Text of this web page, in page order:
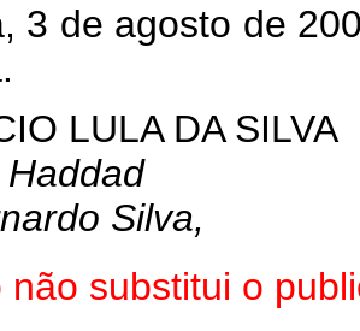
3 de agosto de
LULA DA SILVA
Silva,
não substitui o